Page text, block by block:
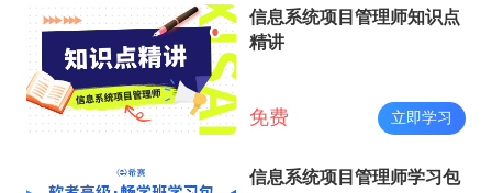
信息系统项目管理师知识点
精讲
免费 立即学习
信息系统项目管理师学习包